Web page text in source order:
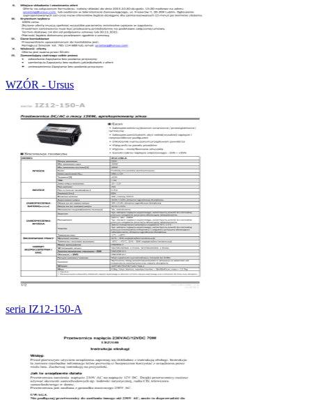
WZÓR - Ursus
seria IZ12-150-A